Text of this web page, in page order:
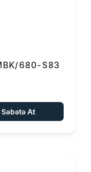
680-S83
Səbətə At